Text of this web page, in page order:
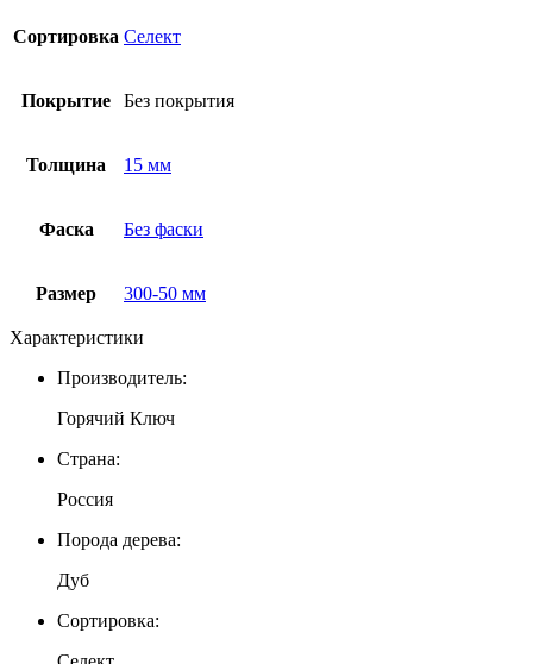
Сортировка Селект
Покрытие Без покрытия
Толщина 15 мм
Фаска Без фаски
Размер 300-50 мм
Характеристики
Производитель:
Горячий Ключ
Страна:
Россия
Порода дерева:
Дуб
Сортировка: